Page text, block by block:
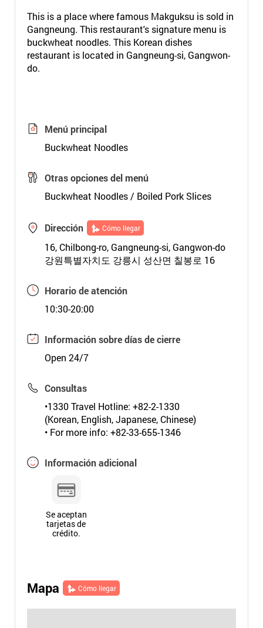
This is a place where famous Makguksu is sold in
Gangneung. This restaurant's signature menu is
buckwheat noodles. This Korean dishes
restaurant is located in Gangneung-si, Gangwon-
do.
Menú principal
Buckwheat Noodles
Otras opciones del menú
Buckwheat Noodles / Boiled Pork Slices
Dirección Cómo llegar
16, Chilbong-ro, Gangneung-si, Gangwon-do
강원특별자치도 강릉시 성산면 칠봉로 16
Horario de atención
10:30-20:00
Información sobre días de cierre
Open 24/7
Consultas
•1330 Travel Hotline: +82-2-1330
(Korean, English, Japanese, Chinese)
• For more info: +82-33-655-1346
Información adicional
Se aceptan
tarjetas de
crédito.
Mapa Cómo llegar